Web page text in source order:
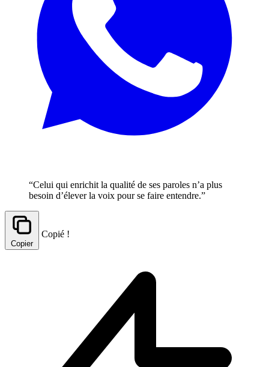
“Celui qui enrichit la qualité de ses paroles n’a plus
besoin d’élever la voix pour se faire entendre.”
Copier
Copié !